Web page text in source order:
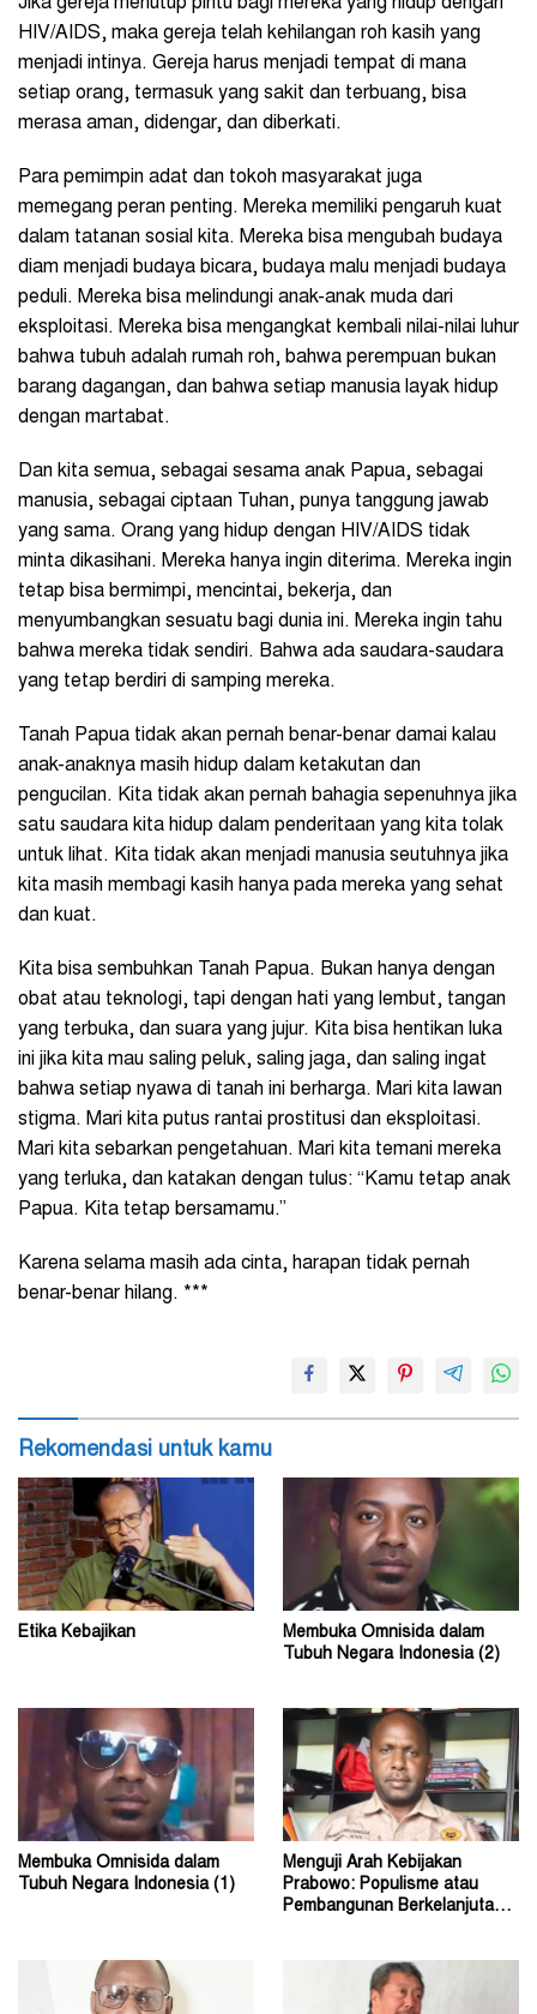
HIV/AIDS, maka gereja telah kehilangan roh kasih yang
menjadi intinya. Gereja harus menjadi tempat di mana
setiap orang, termasuk yang sakit dan terbuang, bisa
merasa aman, didengar, dan diberkati.
Para pemimpin adat dan tokoh masyarakat juga
memegang peran penting. Mereka memiliki pengaruh kuat
dalam tatanan sosial kita. Mereka bisa mengubah budaya
diam menjadi budaya bicara, budaya malu menjadi budaya
peduli. Mereka bisa melindungi anak-anak muda dari
eksploitasi. Mereka bisa mengangkat kembali nilai-nilai luhur
bahwa tubuh adalah rumah roh, bahwa perempuan bukan
barang dagangan, dan bahwa setiap manusia layak hidup
dengan martabat.
Dan kita semua, sebagai sesama anak Papua, sebagai
manusia, sebagai ciptaan Tuhan, punya tanggung jawab
yang sama. Orang yang hidup dengan HIV/AIDS tidak
minta dikasihani. Mereka hanya ingin diterima. Mereka ingin
tetap bisa bermimpi, mencintai, bekerja, dan
menyumbangkan sesuatu bagi dunia ini. Mereka ingin tahu
bahwa mereka tidak sendiri. Bahwa ada saudara-saudara
yang tetap berdiri di samping mereka.
Tanah Papua tidak akan pernah benar-benar damai kalau
anak-anaknya masih hidup dalam ketakutan dan
pengucilan. Kita tidak akan pernah bahagia sepenuhnya jika
satu saudara kita hidup dalam penderitaan yang kita tolak
untuk lihat. Kita tidak akan menjadi manusia seutuhnya jika
kita masih membagi kasih hanya pada mereka yang sehat
dan kuat.
Kita bisa sembuhkan Tanah Papua. Bukan hanya dengan
obat atau teknologi, tapi dengan hati yang lembut, tangan
yang terbuka, dan suara yang jujur. Kita bisa hentikan luka
ini jika kita mau saling peluk, saling jaga, dan saling ingat
bahwa setiap nyawa di tanah ini berharga. Mari kita lawan
stigma. Mari kita putus rantai prostitusi dan eksploitasi.
Mari kita sebarkan pengetahuan. Mari kita temani mereka
yang terluka, dan katakan dengan tulus: “Kamu tetap anak
Papua. Kita tetap bersamamu.”
Karena selama masih ada cinta, harapan tidak pernah
benar-benar hilang. ***
Rekomendasi untuk kamu
Etika Kebajikan
Membuka Omnisida dalam
Tubuh Negara Indonesia (2)
Membuka Omnisida dalam
Tubuh Negara Indonesia (1)
Menguji Arah Kebijakan
Prabowo: Populisme atau
Pembangunan Berkelanjutan?